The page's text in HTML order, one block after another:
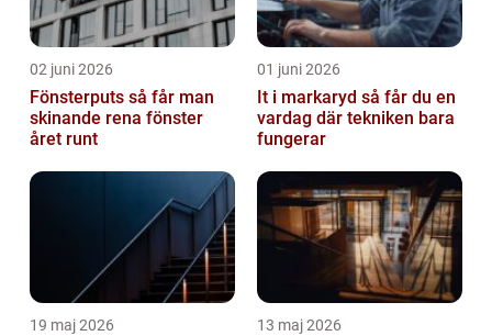
02 juni 2026
Fönsterputs så får man
skinande rena fönster
året runt
01 juni 2026
It i markaryd så får du en
vardag där tekniken bara
fungerar
19 maj 2026 13 maj 2026